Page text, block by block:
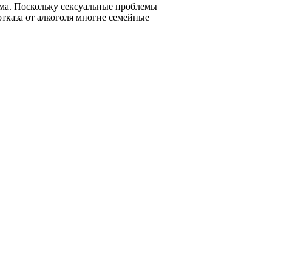
Поскольку сексуальные проблемы
от алкоголя многие семейные